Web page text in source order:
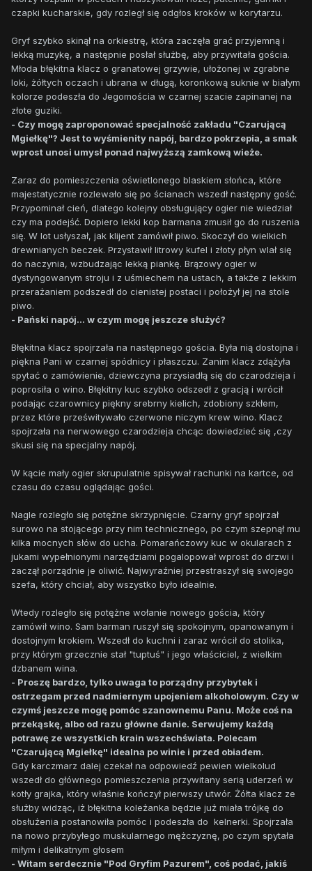
czapki kucharskie, gdy rozległ się odgłos kroków w korytarzu.
Gryf szybko skinął na orkiestrę, która zaczęła grać przyjemną i
lekką muzykę, a następnie posłał służbę, aby przywitała gościa.
Młoda błękitna klacz o granatowej grzywie, ułożonej w zgrabne
loki, żółtych oczach i ubrana w długą, koronkową suknie w białym
kolorze podeszła do Jegomościa w czarnej szacie zapinanej na
złote guziki.
- Czy mogę zaproponować specjalność zakładu "Czarującą
Mgiełkę"? Jest to wyśmienity napój, bardzo pokrzepia, a smak
wprost unosi umysł ponad najwyższą zamkową wieże.
Zaraz do pomieszczenia oświetlonego blaskiem słońca, które
majestatycznie rozlewało się po ścianach wszedł następny gość.
Przypominał cień, dlatego kolejny obsługujący ogier nie wiedział
czy ma podejść. Dopiero lekki kop barmana zmusił go do ruszenia
się. W lot usłyszał, jak klijent zamówił piwo. Skoczył do wielkich
drewnianych beczek. Przystawił litrowy kufel i złoty płyn wlał się
do naczynia, wzbudzając lekką piankę. Brązowy ogier w
dystyngowanym stroju i z uśmiechem na ustach, a także z lekkim
przerażaniem podszedł do cienistej postaci i położył jej na stole
piwo.
- Pański napój... w czym mogę jeszcze służyć?
Błękitna klacz spojrzała na następnego gościa. Była nią dostojna i
piękna Pani w czarnej spódnicy i płaszczu. Zanim klacz zdążyła
spytać o zamówienie, dziewczyna przysiadłą się do czarodzieja i
poprosiła o wino. Błękitny kuc szybko odszedł z gracją i wrócił
podając czarownicy piękny srebrny kielich, zdobiony szkłem,
przez które prześwitywało czerwone niczym krew wino. Klacz
spojrzała na nerwowego czarodzieja chcąc dowiedzieć się ,czy
skusi się na specjalny napój.
W kącie mały ogier skrupulatnie spisywał rachunki na kartce, od
czasu do czasu oglądając gości.
Nagle rozległo się potężne skrzypnięcie. Czarny gryf spojrzał
surowo na stojącego przy nim technicznego, po czym szepnął mu
kilka mocnych słów do ucha. Pomarańczowy kuc w okularach z
jukami wypełnionymi narzędziami pogalopował wprost do drzwi i
zaczął porządnie je oliwić. Najwyraźniej przestraszył się swojego
szefa, który chciał, aby wszystko było idealnie.
Wtedy rozległo się potężne wołanie nowego gościa, który
zamówił wino. Sam barman ruszył się spokojnym, opanowanym i
dostojnym krokiem. Wszedł do kuchni i zaraz wrócił do stolika,
przy którym grzecznie stał "tuptuś" i jego właściciel, z wielkim
dzbanem wina.
- Proszę bardzo, tylko uwaga to porządny przybytek i
ostrzegam przed nadmiernym upojeniem alkoholowym. Czy w
czymś jeszcze mogę pomóc szanownemu Panu. Może coś na
przekąskę, albo od razu główne danie. Serwujemy każdą
potrawę ze wszystkich krain wszechświata. Polecam
"Czarującą Mgiełkę" idealna po winie i przed obiadem.
Gdy karczmarz dalej czekał na odpowiedź pewien wielkolud
wszedł do głównego pomieszczenia przywitany serią uderzeń w
kotły grajka, który właśnie kończył pierwszy utwór. Żółta klacz ze
służby widząc, iż błękitna koleżanka będzie już miała trójkę do
obsłużenia postanowiła pomóc i podeszła do kelnerki. Spojrzała
na nowo przybyłego muskularnego mężczyznę, po czym spytała
miłym i delikatnym głosem
- Witam serdecznie "Pod Gryfim Pazurem", coś podać, jakiś